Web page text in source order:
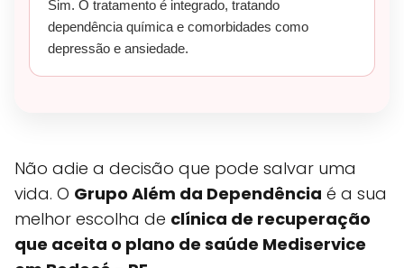
Sim. O tratamento é integrado, tratando
dependência química e comorbidades como
depressão e ansiedade.
Não adie a decisão que pode salvar uma
vida. O Grupo Além da Dependência é a sua
melhor escolha de clínica de recuperação
que aceita o plano de saúde Mediservice